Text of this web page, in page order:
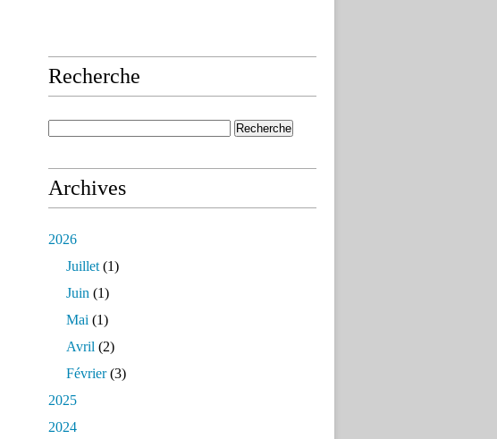
Recherche
Archives
2026
Juillet (1)
Juin (1)
Mai (1)
Avril (2)
Février(3)
2025
2024